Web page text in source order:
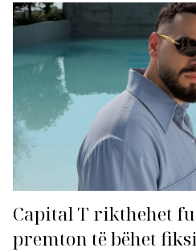
Capital T rikthehet
premton të bëhet